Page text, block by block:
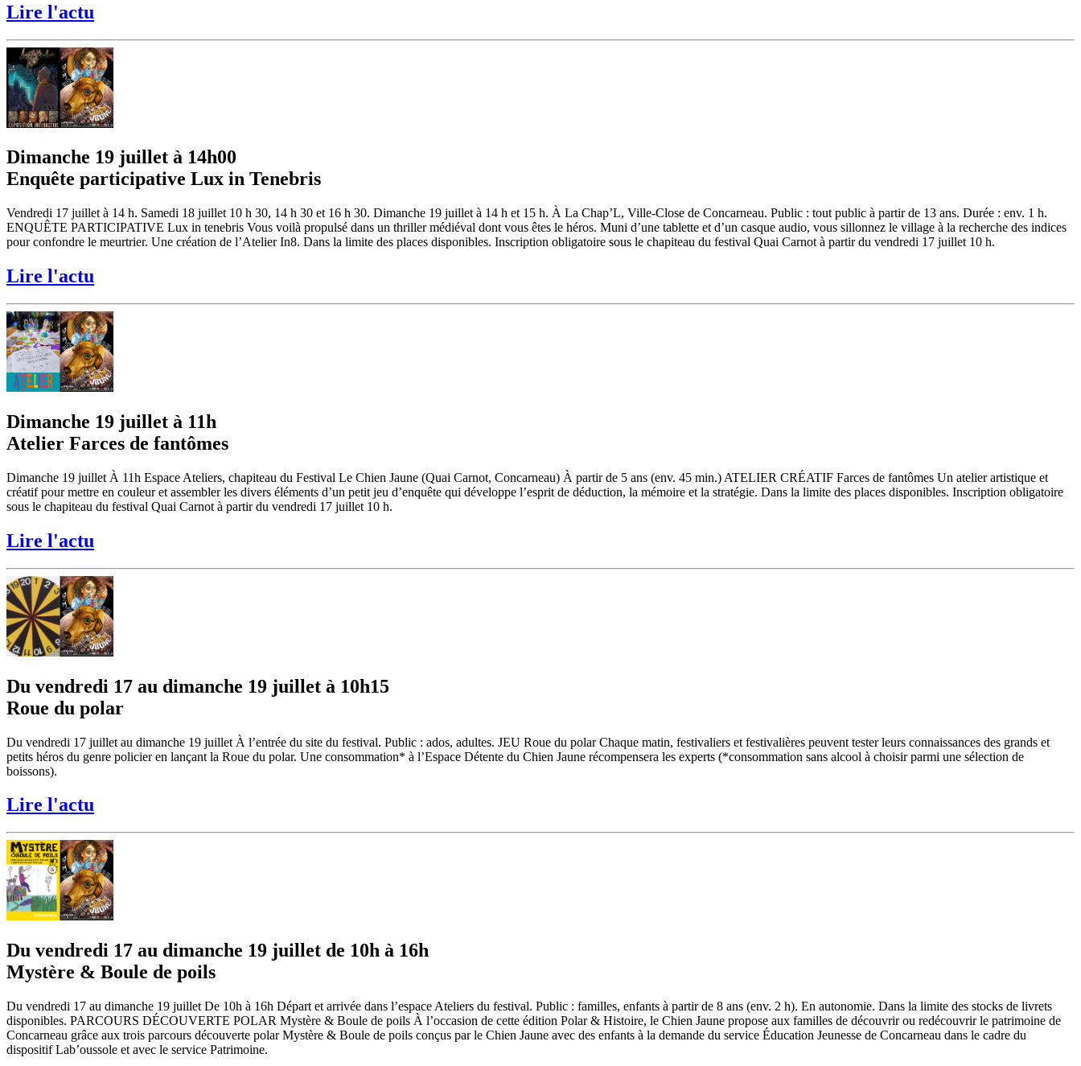
Lire l'actu
Dimanche 19 juillet à 14h00
Enquête participative Lux in Tenebris
Vendredi 17 juillet à 14 h. Samedi 18 juillet 10 h 30, 14 h 30 et 16 h 30. Dimanche 19 juillet à 14 h et 15 h. À La Chap’L, Ville-Close de Concarneau. Public : tout public à partir de 13 ans. Durée : env. 1 h.
ENQUÊTE PARTICIPATIVE Lux in tenebris Vous voilà propulsé dans un thriller médiéval dont vous êtes le héros. Muni d’une tablette et d’un casque audio, vous sillonnez le village à la recherche des indices
pour confondre le meurtrier. Une création de l’Atelier In8. Dans la limite des places disponibles. Inscription obligatoire sous le chapiteau du festival Quai Carnot à partir du vendredi 17 juillet 10 h.
Lire l'actu
Dimanche 19 juillet à 11h
Atelier Farces de fantômes
Dimanche 19 juillet À 11h Espace Ateliers, chapiteau du Festival Le Chien Jaune (Quai Carnot, Concarneau) À partir de 5 ans (env. 45 min.) ATELIER CRÉATIF Farces de fantômes Un atelier artistique et
créatif pour mettre en couleur et assembler les divers éléments d’un petit jeu d’enquête qui développe l’esprit de déduction, la mémoire et la stratégie. Dans la limite des places disponibles. Inscription obligatoire
sous le chapiteau du festival Quai Carnot à partir du vendredi 17 juillet 10 h.
Lire l'actu
Du vendredi 17 au dimanche 19 juillet à 10h15
Roue du polar
Du vendredi 17 juillet au dimanche 19 juillet À l’entrée du site du festival. Public : ados, adultes. JEU Roue du polar Chaque matin, festivaliers et festivalières peuvent tester leurs connaissances des grands et
petits héros du genre policier en lançant la Roue du polar. Une consommation* à l’Espace Détente du Chien Jaune récompensera les experts (*consommation sans alcool à choisir parmi une sélection de
boissons).
Lire l'actu
Du vendredi 17 au dimanche 19 juillet de 10h à 16h
Mystère & Boule de poils
Du vendredi 17 au dimanche 19 juillet De 10h à 16h Départ et arrivée dans l’espace Ateliers du festival. Public : familles, enfants à partir de 8 ans (env. 2 h). En autonomie. Dans la limite des stocks de livrets
disponibles. PARCOURS DÉCOUVERTE POLAR Mystère & Boule de poils À l’occasion de cette édition Polar & Histoire, le Chien Jaune propose aux familles de découvrir ou redécouvrir le patrimoine de
Concarneau grâce aux trois parcours découverte polar Mystère & Boule de poils conçus par le Chien Jaune avec des enfants à la demande du service Éducation Jeunesse de Concarneau dans le cadre du
dispositif Lab’oussole et avec le service Patrimoine.